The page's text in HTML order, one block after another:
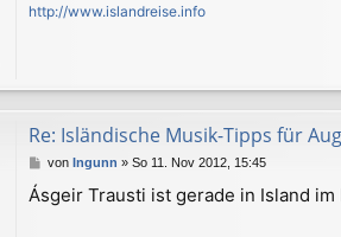
http://www.islandreise.info
Re: Isländische Musik-Tipps für
B
i
von Ingunn » So 11. Nov 2012, 15:45
Ásgeir Trausti ist gerade in Island im